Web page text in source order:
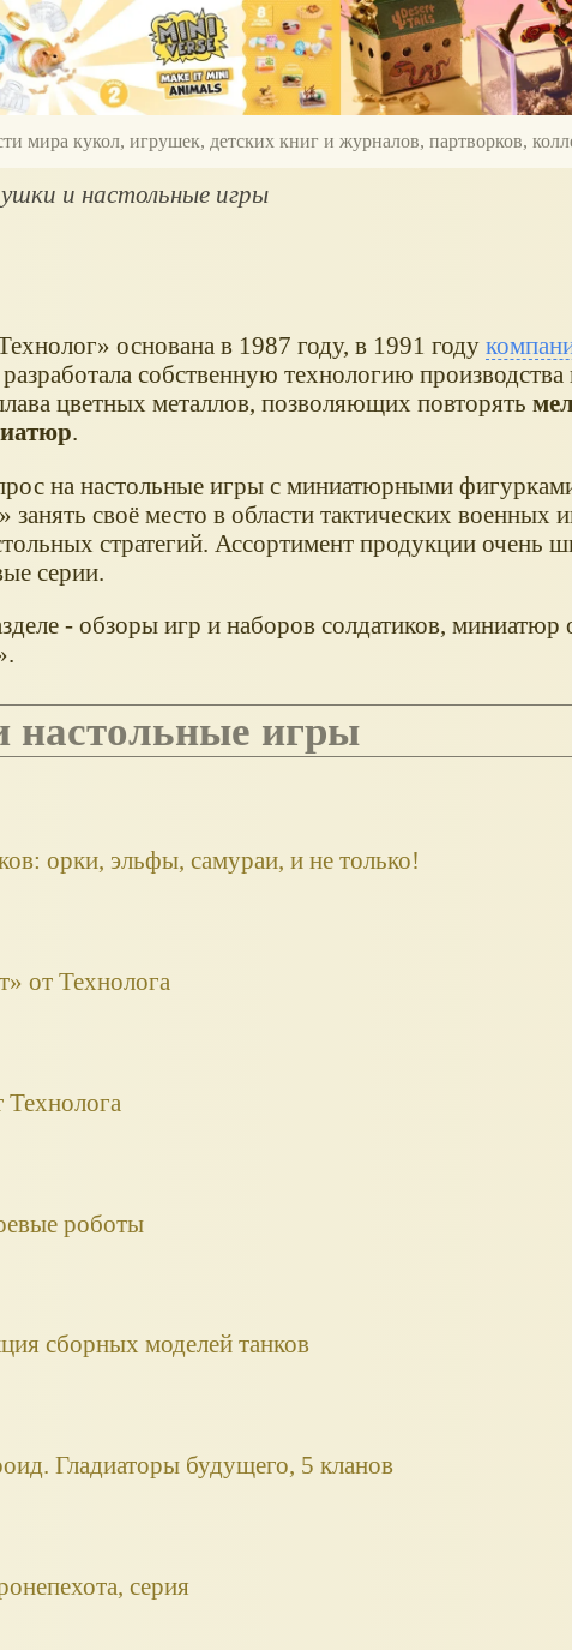
мира кукол, игрушек, детских книг и журналов, партворков,
и настольные игры
основана в 1987 году, в 1991 году
разработала собственную технологию
цветных металлов, позволяющих повторять
.
на настольные игры с миниатюрными
занять своё место в области тактических военных
стратегий. Ассортимент продукции очень
серии.
- обзоры игр и наборов солдатиков, миниатюр
.
настольные игры
орки, эльфы, самураи, и не только!
от Технолога
роботы
сборных моделей танков
Гладиаторы будущего, 5 кланов
серия